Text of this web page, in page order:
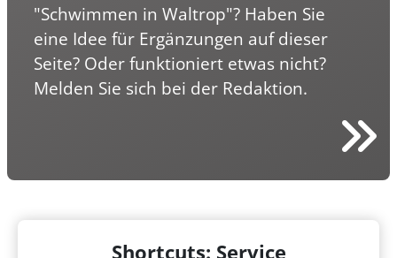
"Schwimmen in Waltrop"? Haben Sie
eine Idee für Ergänzungen auf dieser
Seite? Oder funktioniert etwas nicht?
Melden Sie sich bei der Redaktion.
Shortcuts: Service